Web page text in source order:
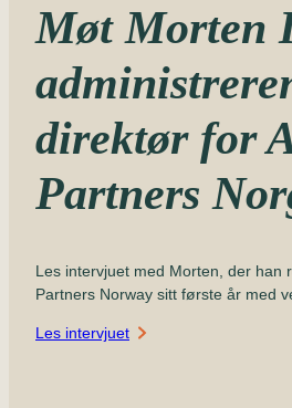
Møt Morten
direktør for
Partners
Les intervjuet med Morten, der han
Partners Norway sitt første år med
Les intervjuet